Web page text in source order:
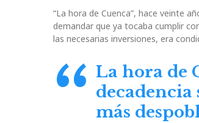
“La hora de Cuenca”, hace veinte
demandar que ya tocaba cumplir
las necesarias inversiones, era
La hora de
más